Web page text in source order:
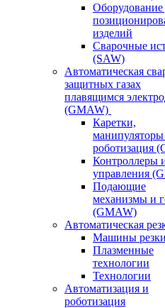
Оборудование
изделий
Сварочные
(SAW)
Автоматическая
защитных газах
плавящимся
(GMAW)
Каретки,
роботизация
Контроллеры
управления
Подающие
механизмы и
(GMAW)
Автоматическая
Машины резки
Плазменные
технологии
Технологии
Автоматизация и
роботизация